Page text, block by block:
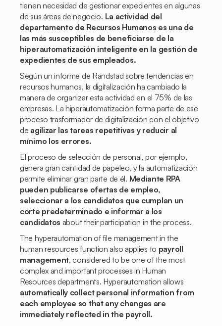
tienen necesidad de gestionar expedientes en algunas
de sus áreas de negocio. La actividad del
departamento de Recursos Humanos es una de
las más susceptibles de beneficiarse de la
hiperautomatización inteligente en la gestión de
expedientes de sus empleados.
Según un informe de Randstad sobre tendencias en
recursos humanos, la digitalización ha cambiado la
manera de organizar esta actividad en el 75% de las
empresas. La hiperautomatización forma parte de ese
proceso trasformador de digitalización con el objetivo
de agilizar las tareas repetitivas y reducir al
mínimo los errores.
El proceso de selección de personal, por ejemplo,
genera gran cantidad de papeleo, y la automatización
permite eliminar gran parte de él. Mediante RPA
pueden publicarse ofertas de empleo,
seleccionar a los candidatos que cumplan un
corte predeterminado e informar a los
candidatos about their participation in the process.
The hyperautomation of file management in the
human resources function also applies to payroll
management, considered to be one of the most
complex and important processes in Human
Resources departments. Hyperautomation allows
automatically collect personal information from
each employee so that any changes are
immediately reflected in the payroll.